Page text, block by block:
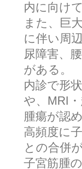
内に向け
また、巨
に伴い周
尿障害、
がある。
内診で形
や、MRI
腫瘍が認
高頻度に
との合併
子宮筋腫